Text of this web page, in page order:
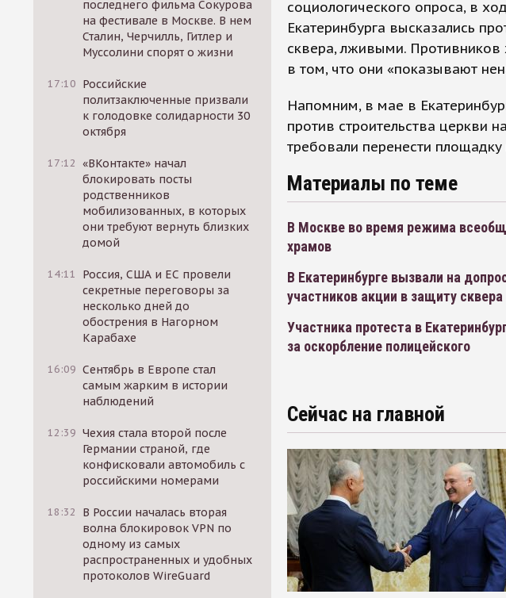
последнего фильма Сокурова
на фестивале в Москве. В нем
Сталин, Черчилль, Гитлер и
Муссолини спорят о жизни
17:10 Российские
политзаключенные призвали
к голодовке солидарности 30
октября
17:12 «ВКонтакте» начал
блокировать посты
родственников
мобилизованных, в которых
они требуют вернуть близких
домой
14:11
Россия, США и ЕС провели
секретные переговоры за
несколько дней до
обострения в Нагорном
Карабахе
16:09 Сентябрь в Европе стал
самым жарким в истории
наблюдений
12:39 Чехия стала второй после
Германии страной, где
конфисковали автомобиль с
российскими номерами
18:32
В России началась вторая
волна блокировок VPN по
одному из самых
распространенных и удобных
протоколов WireGuard
социологического опроса, в
Екатеринбурга высказались
сквера, лживыми.
в том, что они «показывают
Напомним, в мае в
против строительства церкви
требовали перенести
Материалы по теме
В Москве во время режима
храмов
В Екатеринбурге вызвали на
участников акции в защиту сквера
Участника протеста в
за оскорбление полицейского
Сейчас на главной